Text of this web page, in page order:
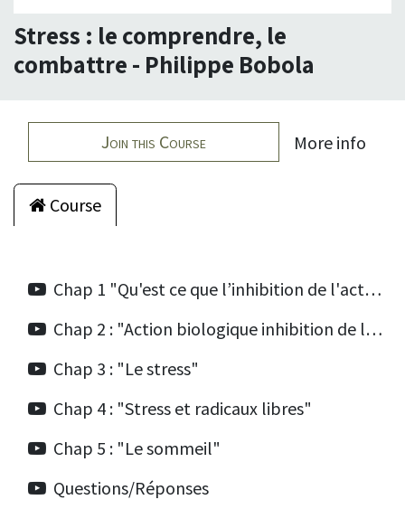
Stress : le comprendre, le
combattre - Philippe Bobola
Join this Course More info
Course
Chap 1 "Qu'est ce que l’inhibition de l'action ?"
Chap 2 : "Action biologique inhibition de l'action"
Chap 3 : "Le stress"
Chap 4 : "Stress et radicaux libres"
Chap 5 : "Le sommeil"
Questions/Réponses